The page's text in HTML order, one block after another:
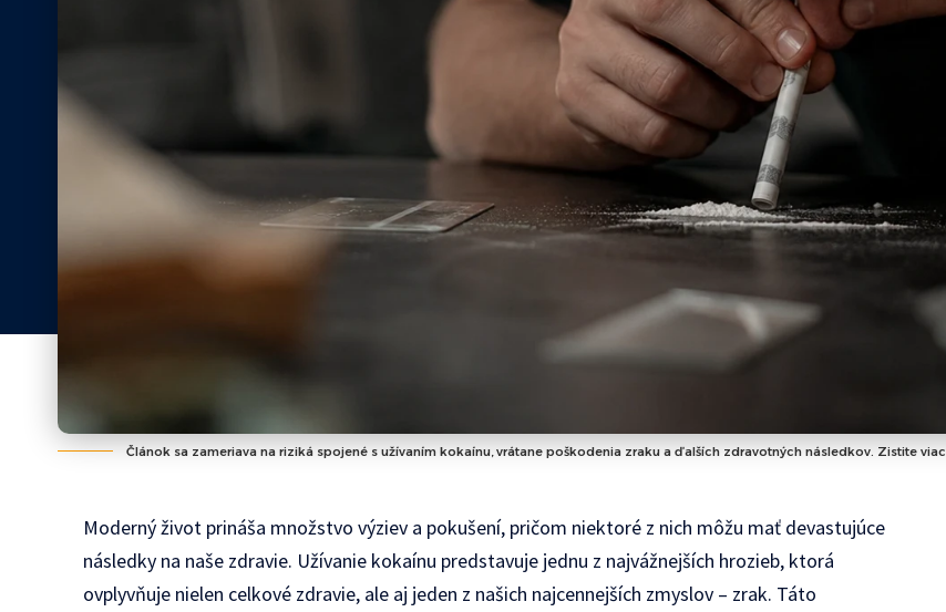
Článok sa zameriava na riziká spojené s užívaním kokaínu, vrátane poškodenia zraku a ďalších zdravotných následkov. Zistite viac.
Moderný život prináša množstvo výziev a pokušení, pričom niektoré z nich môžu mať devastujúce
následky na naše zdravie. Užívanie kokaínu predstavuje jednu z najvážnejších hrozieb, ktorá
ovplyvňuje nielen celkové zdravie, ale aj jeden z našich najcennejších zmyslov – zrak. Táto